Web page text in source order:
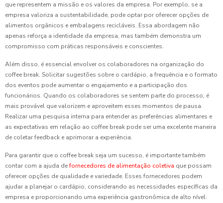
que representem a missão e os valores da empresa. Por exemplo, se a
empresa valoriza a sustentabilidade, pode optar por oferecer opções de
alimentos orgânicos e embalagens recicláveis. Essa abordagem não
apenas reforça a identidade da empresa, mas também demonstra um
compromisso com práticas responsáveis e conscientes.
Além disso, é essencial envolver os colaboradores na organização do
coffee break. Solicitar sugestões sobre o cardápio, a frequência e o formato
dos eventos pode aumentar o engajamento e a participação dos
funcionários. Quando os colaboradores se sentem parte do processo, é
mais provável que valorizem e aproveitem esses momentos de pausa.
Realizar uma pesquisa interna para entender as preferências alimentares e
as expectativas em relação ao coffee break pode ser uma excelente maneira
de coletar feedback e aprimorar a experiência.
Para garantir que o coffee break seja um sucesso, é importante também
contar com a ajuda defornecedores de alimentação coletiva que possam
oferecer opções de qualidade e variedade. Esses fornecedores podem
ajudar a planejar o cardápio, considerando as necessidades específicas da
empresa e proporcionando uma experiência gastronômica de alto nível.